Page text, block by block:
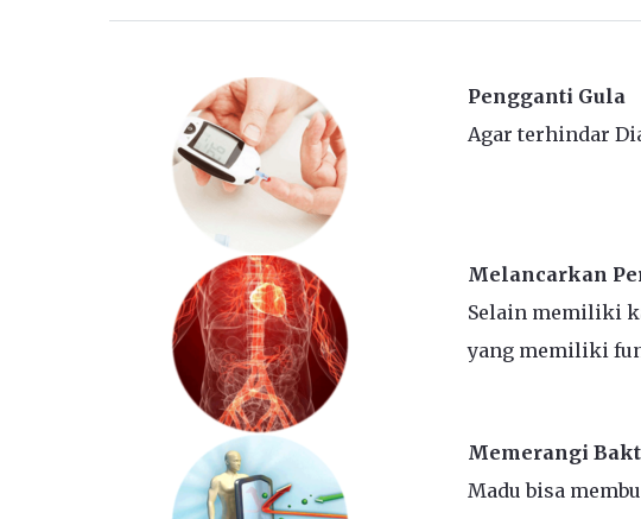
Pengganti Gula
Agar terhindar
Melancarkan
Selain memiliki
yang memiliki
Memerangi
Madu bisa